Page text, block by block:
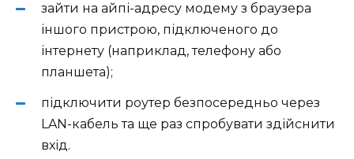
зайти на айпі-адресу модему з браузера
іншого пристрою, підключеного до
інтернету (наприклад, телефону або
планшета);
підключити роутер безпосередньо через
LAN-кабель та ще раз спробувати здійснити
вхід.